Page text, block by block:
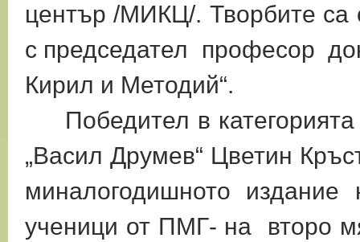
център /МИКЦ/. Творбите са
с председател професор
Кирил и Методий“.
Победител в категорията
„Васил Друмев“ Цветин
миналогодишното
ученици от ПМГ- на второ